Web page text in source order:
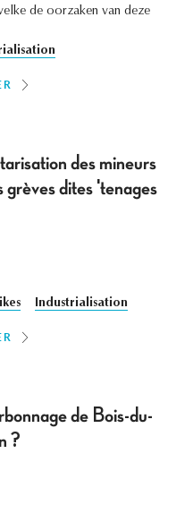
de oorzaken van deze
des mineurs
dites 'tenages
Industrialisation
de Bois-du-
?